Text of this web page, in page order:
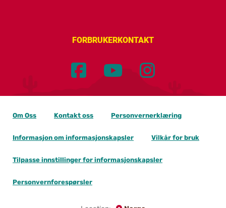
FORBRUKERKONTAKT
Om Oss Kontakt oss Personvernerklæring
Informasjon om informasjonskapsler Vilkår for bruk
Tilpasse innstillinger for informasjonskapsler
Personvernforespørsler